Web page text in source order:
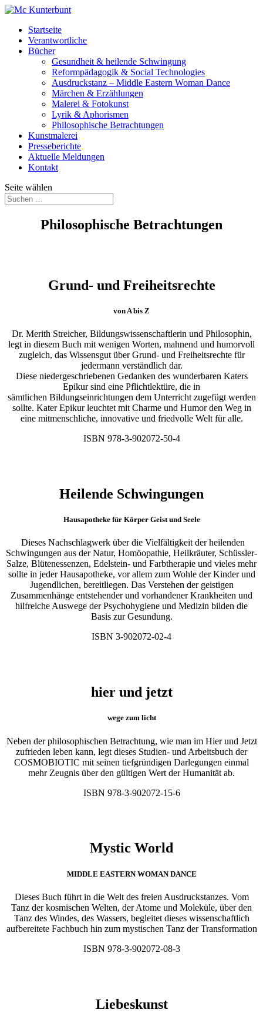
Startseite
Verantwortliche
Bücher
Gesundheit & heilende Schwingung
Reformpädagogik & Social Technologies
Ausdruckstanz – Middle Eastern Woman Dance
Märchen & Erzählungen
Malerei & Fotokunst
Lyrik & Aphorismen
Philosophische Betrachtungen
Kunstmalerei
Presseberichte
Aktuelle Meldungen
Kontakt
Seite wählen
Philosophische Betrachtungen
Grund- und Freiheitsrechte
von A bis Z
Dr. Merith Streicher, Bildungswissenschaftlerin und Philosophin,
legt in diesem Buch mit wenigen Worten, mahnend und humorvoll
zugleich, das Wissensgut über Grund- und Freiheitsrechte für
jedermann verständlich dar.
Diese niedergeschriebenen Gedanken des wunderbaren Katers
Epikur sind eine Pflichtlektüre, die in
sämtlichen Bildungseinrichtungen dem Unterricht zugefügt werden
sollte. Kater Epikur leuchtet mit Charme und Humor den Weg in
eine mitmenschliche, innovative und friedvolle Welt für alle.
ISBN 978-3-902072-50-4
Heilende Schwingungen
Hausapotheke für Körper Geist und Seele
Dieses Nachschlagwerk über die Vielfältigkeit der heilenden
Schwingungen aus der Natur, Homöopathie, Heilkräuter, Schüssler-
Salze, Blütenessenzen, Edelstein- und Farbtherapie und vieles mehr
sollte in jeder Hausapotheke, vor allem zum Wohle der Kinder und
Jugendlichen, bereitliegen. Das Verstehen der geistigen
Zusammenhänge entstehender und vorhandener Krankheiten und
hilfreiche Auswege der Psychohygiene und Medizin bilden die
Basis zur Gesundung.
ISBN 3-902072-02-4
hier und jetzt
wege zum licht
Neben der philosophischen Betrachtung, wie man im Hier und Jetzt
zufrieden leben kann, legt dieses Studien- und Arbeitsbuch der
COSMOBIOTIC mit seinen tiefgründigen Darlegungen einmal
mehr Zeugnis über den gültigen Wert der Humanität ab.
ISBN 978-3-902072-15-6
Mystic World
MIDDLE EASTERN WOMAN DANCE
Dieses Buch führt in die Welt des freien Ausdruckstanzes. Vom
Tanz der kosmischen Welten, der Atome und Moleküle, über den
Tanz des Windes, des Wassers, begleitet dieses wissenschaftlich
aufbereitete Fachbuch hin zum mystischen Tanz der Transformation
ISBN 978-3-902072-08-3
Liebeskunst